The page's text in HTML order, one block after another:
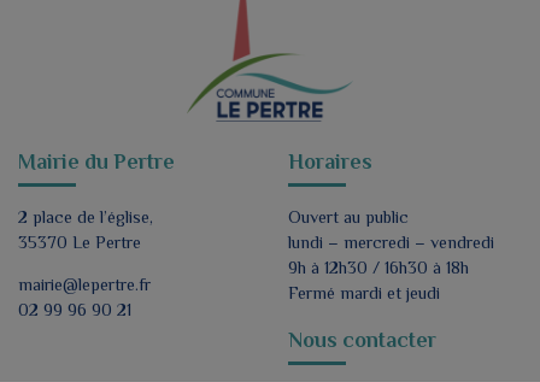
Mairie du Pertre
2 place de l’église,
35370 Le Pertre
mairie@lepertre.fr
02 99 96 90 21
Horaires
Ouvert au public
lundi – mercredi – vendredi
9h à 12h30 / 16h30 à 18h
Fermé mardi et jeudi
Nous contacter